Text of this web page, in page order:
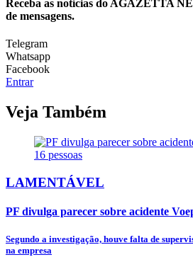
Receba as notícias do AGAZETTA
de mensagens.
Telegram
Whatsapp
Facebook
Entrar
Veja Também
LAMENTÁVEL
PF divulga parecer sobre acidente
Segundo a investigação, houve falta de
na empresa